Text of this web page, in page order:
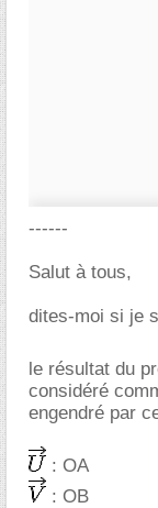
------
Salut à tous,
dites-moi si je
le résultat du
considéré
engendré par
: OA
: OB